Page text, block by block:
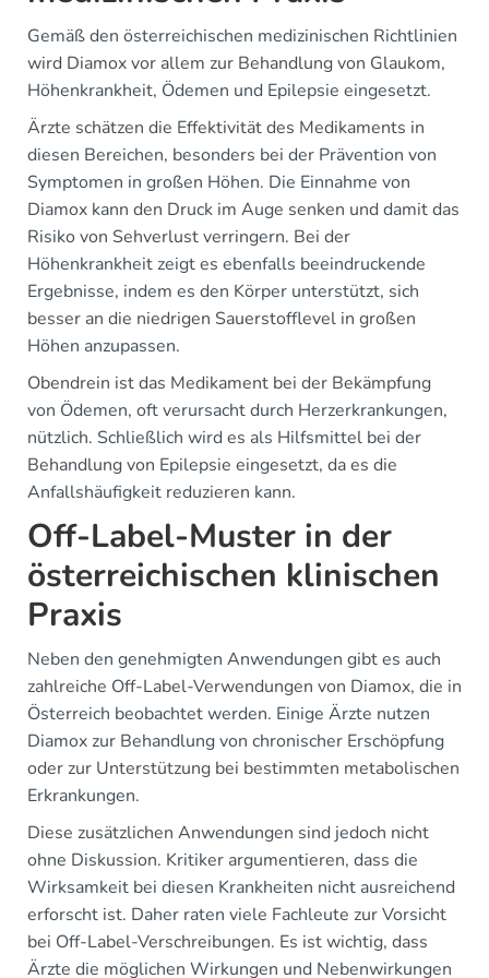
Gemäß den österreichischen medizinischen Richtlinien
wird Diamox vor allem zur Behandlung von Glaukom,
Höhenkrankheit, Ödemen und Epilepsie eingesetzt.
Ärzte schätzen die Effektivität des Medikaments in
diesen Bereichen, besonders bei der Prävention von
Symptomen in großen Höhen. Die Einnahme von
Diamox kann den Druck im Auge senken und damit das
Risiko von Sehverlust verringern. Bei der
Höhenkrankheit zeigt es ebenfalls beeindruckende
Ergebnisse, indem es den Körper unterstützt, sich
besser an die niedrigen Sauerstofflevel in großen
Höhen anzupassen.
Obendrein ist das Medikament bei der Bekämpfung
von Ödemen, oft verursacht durch Herzerkrankungen,
nützlich. Schließlich wird es als Hilfsmittel bei der
Behandlung von Epilepsie eingesetzt, da es die
Anfallshäufigkeit reduzieren kann.
Off-Label-Muster in der
österreichischen klinischen
Praxis
Neben den genehmigten Anwendungen gibt es auch
zahlreiche Off-Label-Verwendungen von Diamox, die in
Österreich beobachtet werden. Einige Ärzte nutzen
Diamox zur Behandlung von chronischer Erschöpfung
oder zur Unterstützung bei bestimmten metabolischen
Erkrankungen.
Diese zusätzlichen Anwendungen sind jedoch nicht
ohne Diskussion. Kritiker argumentieren, dass die
Wirksamkeit bei diesen Krankheiten nicht ausreichend
erforscht ist. Daher raten viele Fachleute zur Vorsicht
bei Off-Label-Verschreibungen. Es ist wichtig, dass
Ärzte die möglichen Wirkungen und Nebenwirkungen